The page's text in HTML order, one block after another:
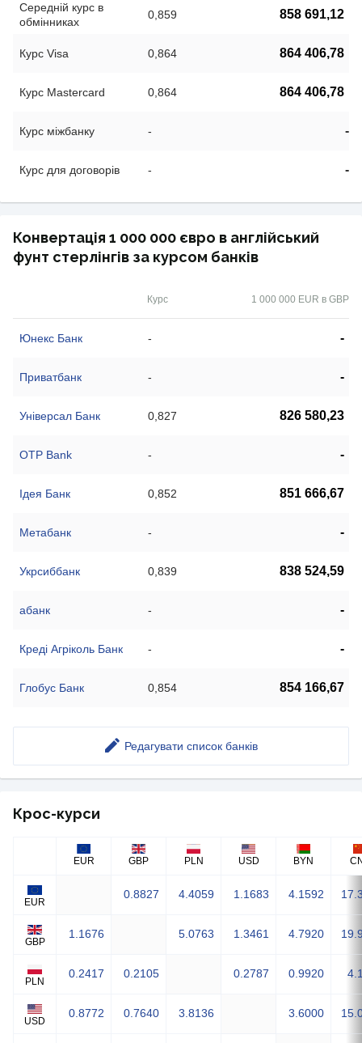
Середній курс в
обмінниках
0,859 858 691,12
Курс Visa 0,864 864 406,78
Курс Mastercard 0,864 864 406,78
Курс міжбанку - -
Курс для договорів - -
Конвертація 1 000 000 євро в англійський
фунт стерлінгів за курсом банків
Курс 1 000 000 EUR в GBP
Юнекс Банк - -
Приватбанк - -
Універсал Банк 0,827 826 580,23
OTP Bank - -
Ідея Банк 0,852 851 666,67
Метабанк - -
Укрсиббанк 0,839 838 524,59
абанк - -
Креді Агріколь Банк - -
Глобус Банк 0,854 854 166,67
Редагувати список банків
Крос-курси
EUR GBP PLN USD BYN
EUR
0.8827 4.4059 1.1683 4.1592
GBP
1.1676 5.0763 1.3461 4.7920
PLN
0.2417 0.2105 0.2787 0.9920
USD
0.8772 0.7640 3.8136 3.6000